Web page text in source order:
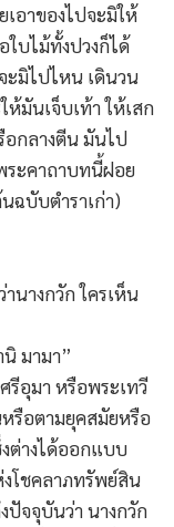
อาของไปจะมิให้
บไม้ทั้งปวงก็ได้
ะมิไปไหน เดินวน
ห้มันเจ็บเท้า ให้เสก
กลางตีน มันไป
ระคาถาบทนี้ฝอย
ฉบับตำราเก่า)
นางกวัก ใครเห็น
นิ มามา”
อุมา หรือพระเทวี
รือตามยุคสมัยหรือ
ต่างได้ออกแบบ
โชคลาภทรัพย์สิน
จจุบันว่า นางกวัก